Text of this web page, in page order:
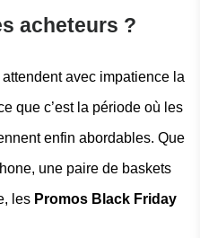
acheteurs ?
avec impatience la
que c’est la période où les
enfin abordables. Que
une paire de baskets
les Promos Black Friday